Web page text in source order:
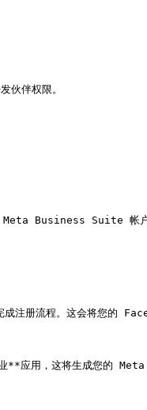
伙伴权限。
Suite 帐户。这
程。这会将您的
用，这将生成您的 Meta